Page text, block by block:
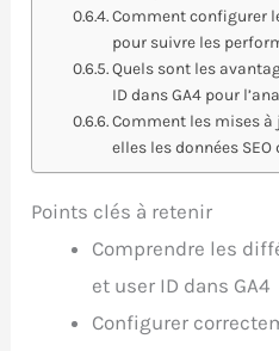
Comment configurer
pour suivre les
Quels sont les
ID dans GA4 pour
Comment les mises
elles les données SEO
Points clés à retenir
Comprendre les
et user ID dans GA4
Configurer